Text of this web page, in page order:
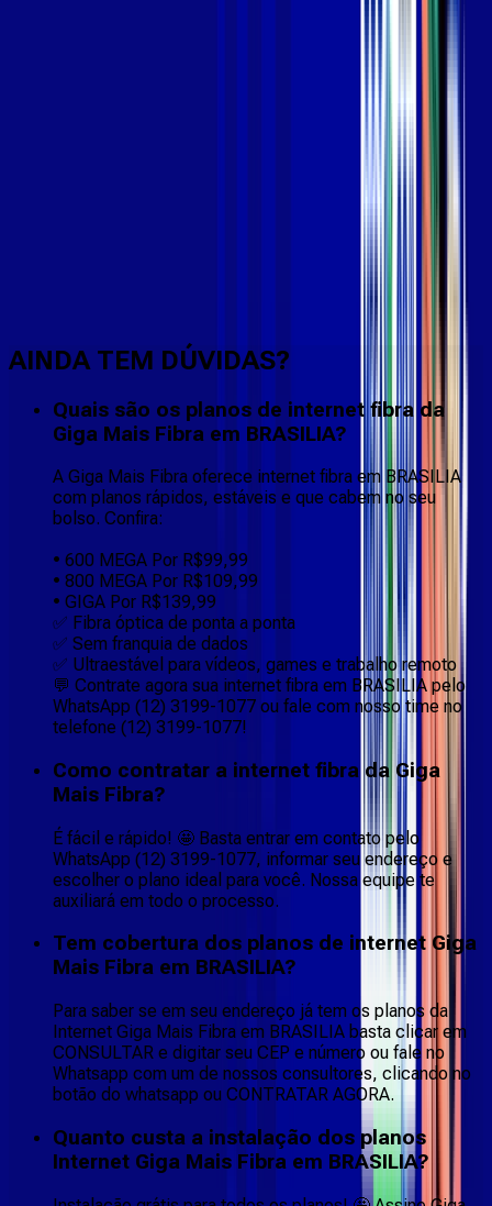
AINDA TEM DÚVIDAS?
Quais são os planos de internet fibra da
Giga Mais Fibra em BRASILIA?
A Giga Mais Fibra oferece internet fibra em BRASILIA
com planos rápidos, estáveis e que cabem no seu
bolso. Confira:
• 600 MEGA Por R$99,99
• 800 MEGA Por R$109,99
• GIGA Por R$139,99
✅ Fibra óptica de ponta a ponta
✅ Sem franquia de dados
✅ Ultraestável para vídeos, games e trabalho remoto
💬 Contrate agora sua internet fibra em BRASILIA pelo
WhatsApp (12) 3199-1077 ou fale com nosso time no
telefone (12) 3199-1077!
Como contratar a internet fibra da Giga
Mais Fibra?
É fácil e rápido! 🤩 Basta entrar em contato pelo
WhatsApp (12) 3199-1077, informar seu endereço e
escolher o plano ideal para você. Nossa equipe te
auxiliará em todo o processo.
Tem cobertura dos planos de internet Giga
Mais Fibra em BRASILIA?
Para saber se em seu endereço já tem os planos da
Internet Giga Mais Fibra em BRASILIA basta clicar em
CONSULTAR e digitar seu CEP e número ou fale no
Whatsapp com um de nossos consultores, clicando no
botão do whatsapp ou CONTRATAR AGORA.
Quanto custa a instalação dos planos
Internet Giga Mais Fibra em BRASILIA?